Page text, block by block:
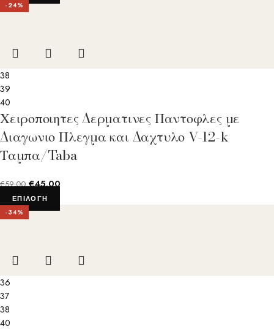
-24%
38
39
40
Χειροποιητες Δερματινες Παντοφλες με
Διαγωνιο Πλεγμα και Δαχτυλο V-12-k
Ταμπα/Taba
€59.00 €45.00
ΕΠΙΛΟΓΉ
-34%
36
37
38
40